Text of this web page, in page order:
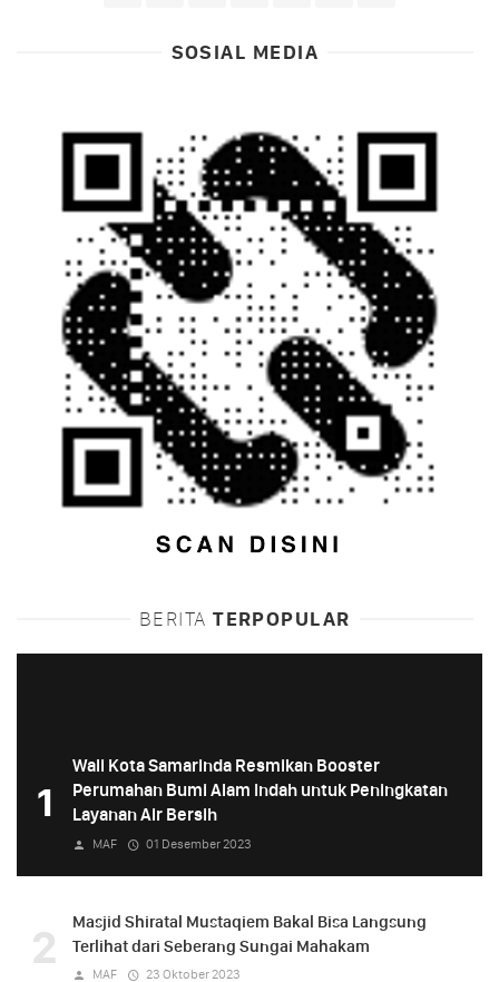
SOSIAL MEDIA
BERITA TERPOPULAR
1
Wali Kota Samarinda Resmikan Booster
Perumahan Bumi Alam Indah untuk Peningkatan
Layanan Air Bersih
MAF 01 Desember 2023
2
Masjid Shiratal Mustaqiem Bakal Bisa Langsung
Terlihat dari Seberang Sungai Mahakam
MAF 23 Oktober 2023